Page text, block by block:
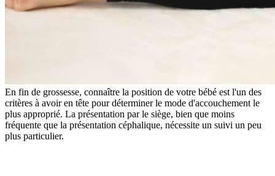
En fin de grossesse, connaître la position de votre bébé est l'un des
critères à avoir en tête pour déterminer le mode d'accouchement le
plus approprié. La présentation par le siège, bien que moins
fréquente que la présentation céphalique, nécessite un suivi un peu
plus particulier.